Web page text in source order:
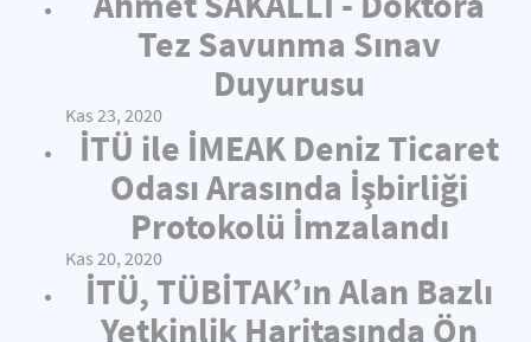
Tez Savunma Sınav
Duyurusu
Kas 23, 2020
İTÜ ile İMEAK Deniz Ticaret
Odası Arasında İşbirliği
Protokolü İmzalandı
Kas 20, 2020
İTÜ, TÜBİTAK’ın Alan Bazlı
Yetkinlik Haritasında Ön